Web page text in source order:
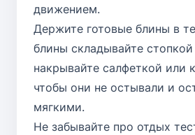
движением.
Держите готовые блины в
блины складывайте
накрывайте салфеткой или
чтобы они не остывали и
мягкими.
Не забывайте про отдых